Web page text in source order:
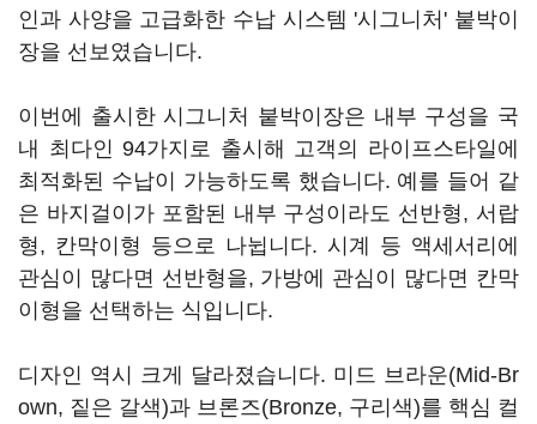
인과 사양을 고급화한 수납 시스템 '시그니처' 붙박이
장을 선보였습니다.
이번에 출시한 시그니처 붙박이장은 내부 구성을 국
내 최다인 94가지로 출시해 고객의 라이프스타일에
최적화된 수납이 가능하도록 했습니다. 예를 들어 같
은 바지걸이가 포함된 내부 구성이라도 선반형, 서랍
형, 칸막이형 등으로 나뉩니다. 시계 등 액세서리에
관심이 많다면 선반형을, 가방에 관심이 많다면 칸막
이형을 선택하는 식입니다.
디자인 역시 크게 달라졌습니다. 미드 브라운(Mid-Br
own, 짙은 갈색)과 브론즈(Bronze, 구리색)를 핵심 컬